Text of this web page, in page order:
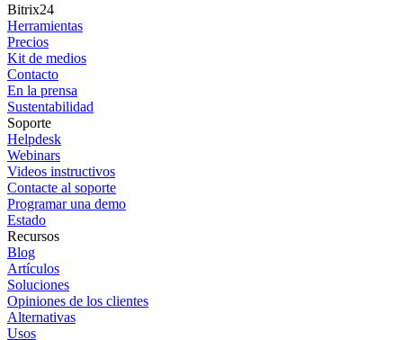
Bitrix24
Herramientas
Precios
Kit de medios
Contacto
En la prensa
Sustentabilidad
Soporte
Helpdesk
Webinars
Videos instructivos
Contacte al soporte
Programar una demo
Estado
Recursos
Blog
Artículos
Soluciones
Opiniones de los clientes
Alternativas
Usos